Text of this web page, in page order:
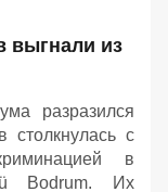
выгнали из
разразился
столкнулась с
в
Bodrum. Их